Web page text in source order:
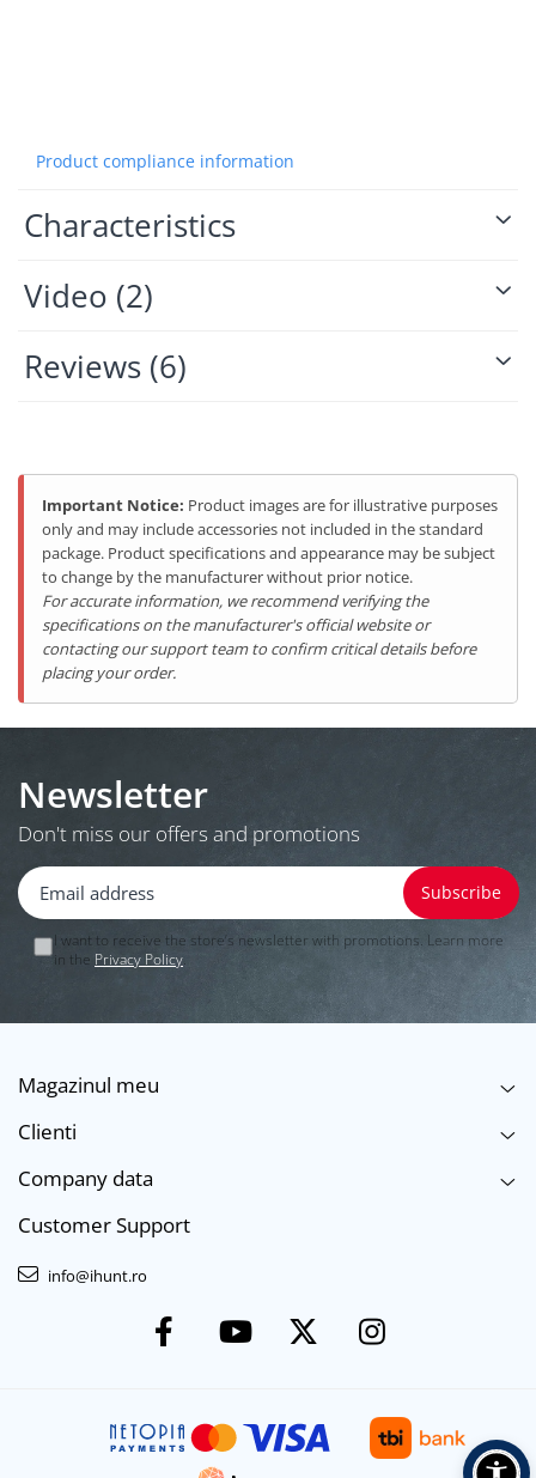
Product compliance information
Characteristics
Video (2)
Reviews (6)
Important Notice: Product images are for illustrative purposes
only and may include accessories not included in the standard
package. Product specifications and appearance may be subject
to change by the manufacturer without prior notice.
For accurate information, we recommend verifying the
specifications on the manufacturer's official website or
contacting our support team to confirm critical details before
placing your order.
Newsletter
Don't miss our offers and promotions
I want to receive the store’s newsletter with promotions. Learn more
in the Privacy Policy.
Magazinul meu
Clienti
Company data
Customer Support
info@ihunt.ro